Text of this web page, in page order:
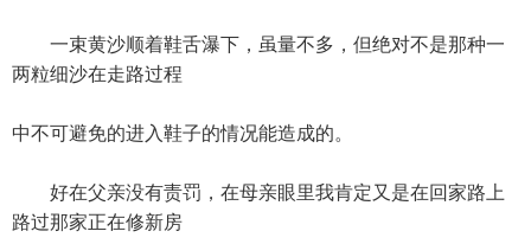
一束黄沙顺着鞋舌瀑下，虽量不多，但绝对不是那种一
两粒细沙在走路过程
中不可避免的进入鞋子的情况能造成的。
好在父亲没有责罚，在母亲眼里我肯定又是在回家路上
路过那家正在修新房